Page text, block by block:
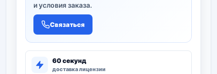
и условия заказа.
Связаться
60 секунд
доставка лицензии